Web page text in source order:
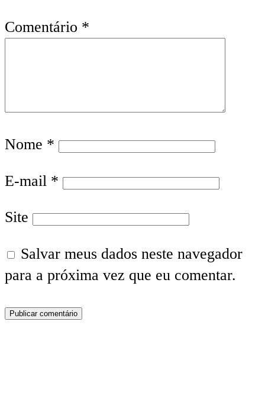
Comentário *
Nome *
E-mail *
Site
Salvar meus dados neste navegador
para a próxima vez que eu comentar.